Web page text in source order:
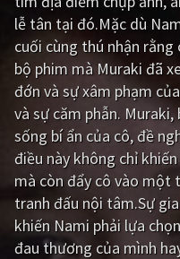
Hoạt hình
Tình cảm - Lãng mạn
Giật gân
Bí ẩn
Viễn Tây
GameShow
QUỐC GIA
lễ tân tại đó.Mặc dù
cuối cùng thú nhận
bộ phim mà Muraki đã
đớn và sự xâm phạm
và sự căm phẫn.
sống bí ẩn của cô, đề
điều này không chỉ
mà còn đẩy cô vào một
tranh đấu nội tâm.Sự
khiến Nami phải lựa
đau thương của mình